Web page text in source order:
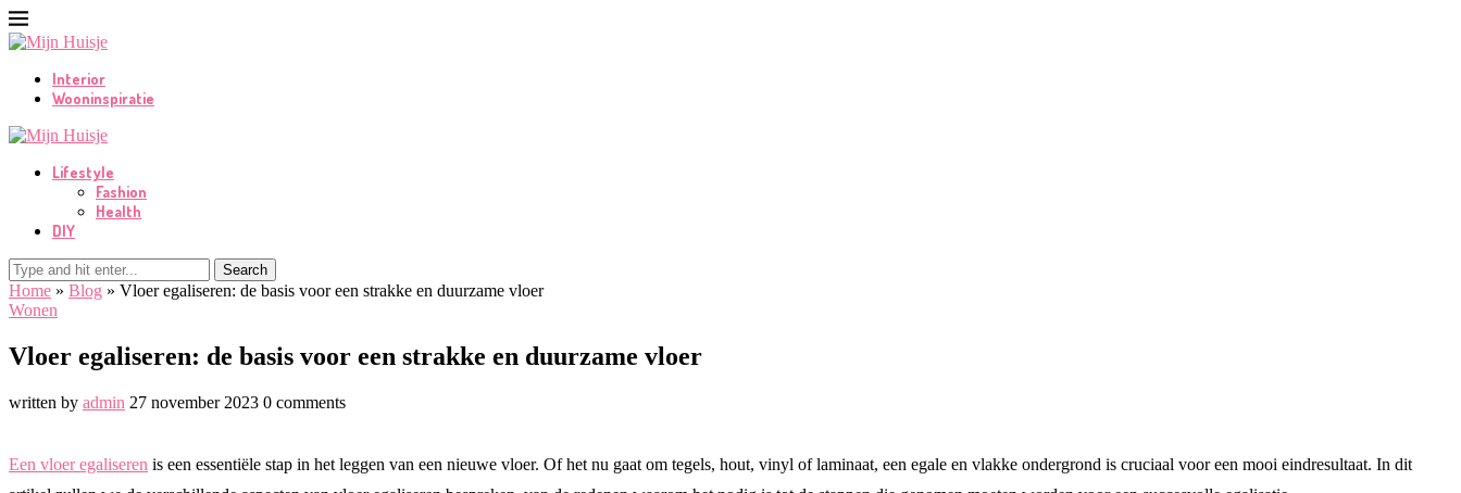
Interior
Wooninspiratie
Lifestyle
Fashion
Health
DIY
Search
Home » Blog » Vloer egaliseren: de basis voor een strakke en duurzame vloer
Wonen
Vloer egaliseren: de basis voor een strakke en duurzame vloer
written by admin 27 november 2023 0 comments
Een vloer egaliseren is een essentiële stap in het leggen van een nieuwe vloer. Of het nu gaat om tegels, hout, vinyl of laminaat, een egale en vlakke ondergrond is cruciaal voor een mooi eindresultaat. In dit